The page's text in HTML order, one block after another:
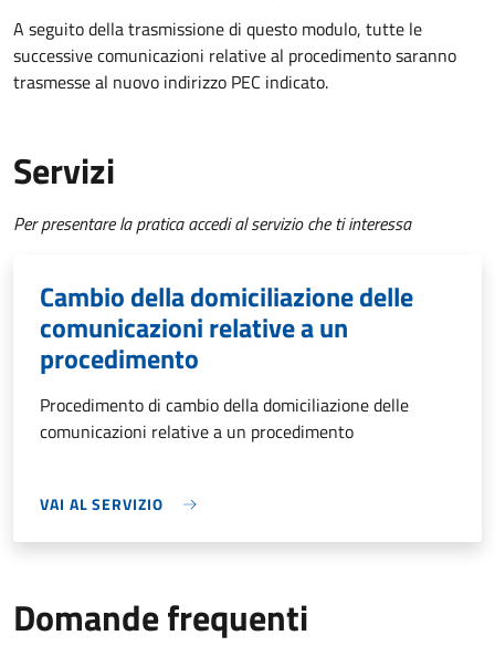
A seguito della trasmissione di questo modulo, tutte le
successive comunicazioni relative al procedimento saranno
trasmesse al nuovo indirizzo PEC indicato.
Servizi
Per presentare la pratica accedi al servizio che ti interessa
Cambio della domiciliazione delle
comunicazioni relative a un
procedimento
Procedimento di cambio della domiciliazione delle
comunicazioni relative a un procedimento
VAI AL SERVIZIO
Domande frequenti